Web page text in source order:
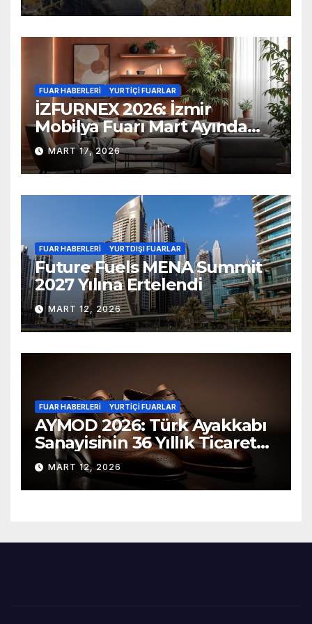
FUAR HABERLERI YURTIÇI FUARLAR
İZFURNEX 2026: İzmir
Mobilya Fuarı Mart Ayında
Kapılarını Açıyor
MART 17, 2026
FUAR HABERLERI YURTDIŞI FUARLAR
Future Fuels MENA Summit
2027 Yılına Ertelendi
MART 12, 2026
FUAR HABERLERI YURTIÇI FUARLAR
AYMOD 2026: Türk Ayakkabı
Sanayisinin 36 Yıllık Ticaret
Fuarı Kapılarını Açıyor
MART 12, 2026